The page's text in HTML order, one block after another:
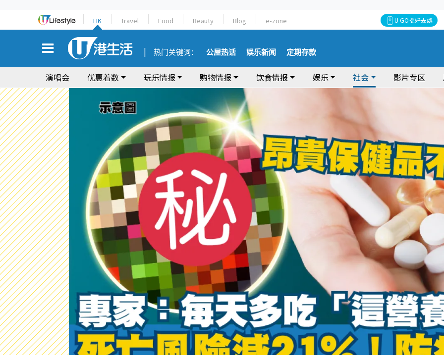
HK Travel Food Beauty Blog e-zone U GO搵好去處
热门关键词： 公屋热话 娱乐新闻 定期存款
演唱会 优惠着数 玩乐情报 购物情报 饮食情报 娱乐 社会 影片专区